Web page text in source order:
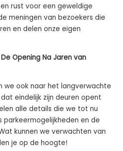
rust voor een geweldige
meningen van bezoekers die
en delen onze eigen
Opening Na Jaren van
we ook naar het langverwachte
eindelijk zijn deuren opent
alle details die we tot nu
en de
kunnen we verwachten van
je op de hoogte!